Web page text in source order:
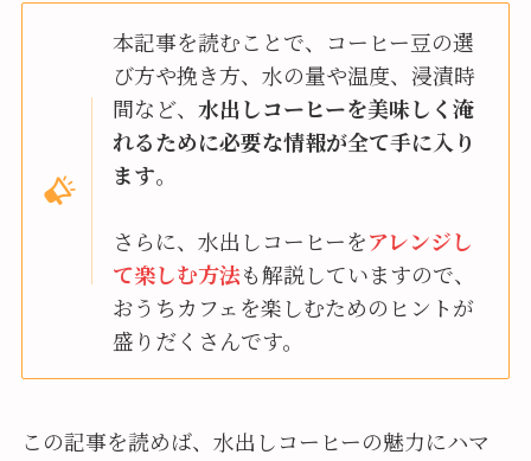
本記事を読むことで、コーヒー豆の選
び方や挽き方、水の量や温度、浸漬時
間など、水出しコーヒーを美味しく淹
れるために必要な情報が全て手に入り
ます。
さらに、水出しコーヒーをアレンジし
て楽しむ方法も解説していますので、
おうちカフェを楽しむためのヒントが
盛りだくさんです。
この記事を読めば、水出しコーヒーの魅力にハマ